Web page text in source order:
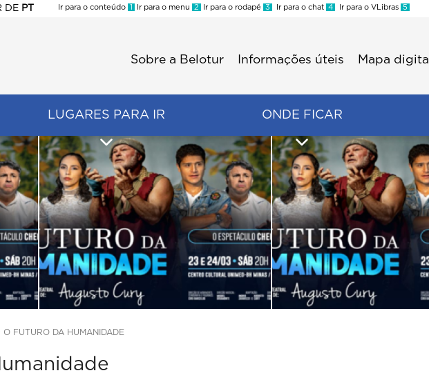
DE PT
Ir para o conteúdo 1 Ir para o menu 2 Ir para o rodapé 3 Ir para o chat 4 Ir para o VLibras 5
Sobre a Belotur Informações úteis Mapa digital
LUGARES PARA IR ONDE FICAR
O FUTURO DA HUMANIDADE